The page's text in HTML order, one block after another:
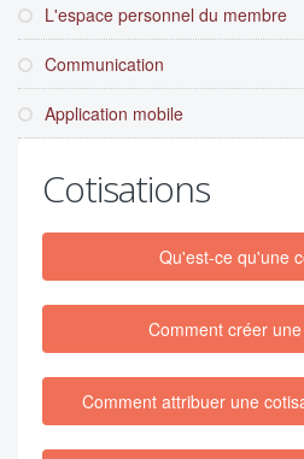
L'espace personnel du membre
Communication
Application mobile
Cotisations
Qu'est-ce qu'une
Comment créer
Comment attribuer une